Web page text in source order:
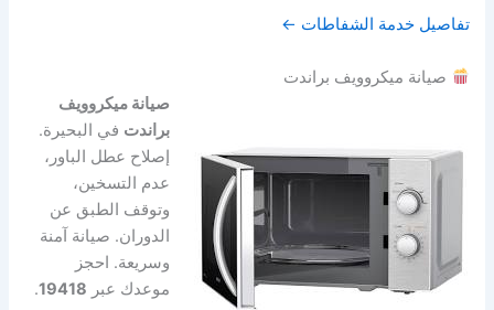
تفاصيل خدمة الشفاطات ←
صيانة ميكروويف براندت
صيانة ميكروويف
براندت في البحيرة.
إصلاح عطل الباور،
عدم التسخين،
وتوقف الطبق عن
الدوران. صيانة آمنة
وسريعة. احجز
موعدك عبر 19418
.